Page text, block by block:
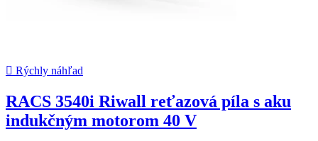
 Rýchly náhľad
RACS 3540i Riwall reťazová píla s aku
indukčným motorom 40 V